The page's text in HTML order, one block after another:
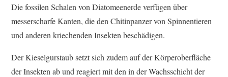
Die fossilen Schalen von Diatomeenerde verfügen über
messerscharfe Kanten, die den Chitinpanzer von Spinnentieren
und anderen kriechenden Insekten beschädigen.
Der Kieselgurstaub setzt sich zudem auf der Körperoberfläche
der Insekten ab und reagiert mit den in der Wachsschicht der